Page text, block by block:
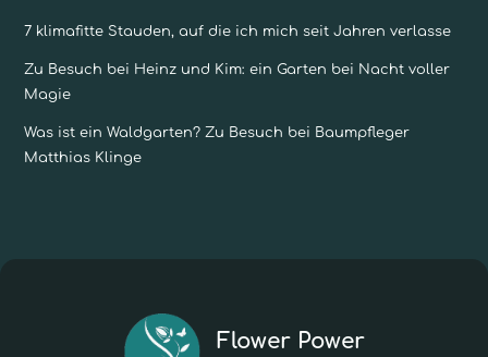
7 klimafitte Stauden, auf die ich mich seit Jahren verlasse
Zu Besuch bei Heinz und Kim: ein Garten bei Nacht voller
Magie
Was ist ein Waldgarten? Zu Besuch bei Baumpfleger
Matthias Klinge
Flower Power